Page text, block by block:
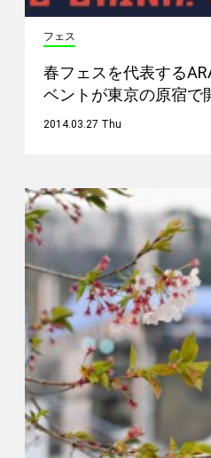
フェス
春フェスを代表する
ベントが東京の原宿で
2014.03.27 Thu